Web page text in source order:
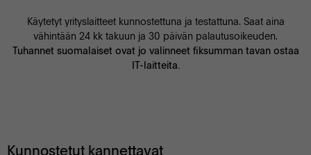
Käytetyt yrityslaitteet kunnostettuna ja testattuna. Saat aina
vähintään 24 kk takuun ja 30 päivän palautusoikeuden.
Tuhannet suomalaiset ovat jo valinneet fiksumman tavan ostaa
IT-laitteita.
Kunnostetut kannettavat